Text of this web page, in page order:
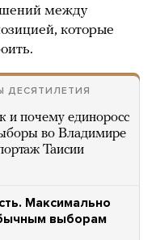
между
которые
ДЕСЯТИЛЕТИЯ
и почему единоросс
во Владимире
Таисии
Максимально
выборам